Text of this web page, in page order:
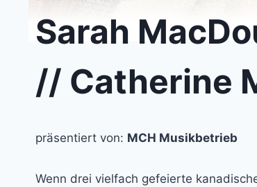
Sarah
// Catherine
präsentiert von: MCH Musikbetrieb
Wenn drei vielfach gefeierte